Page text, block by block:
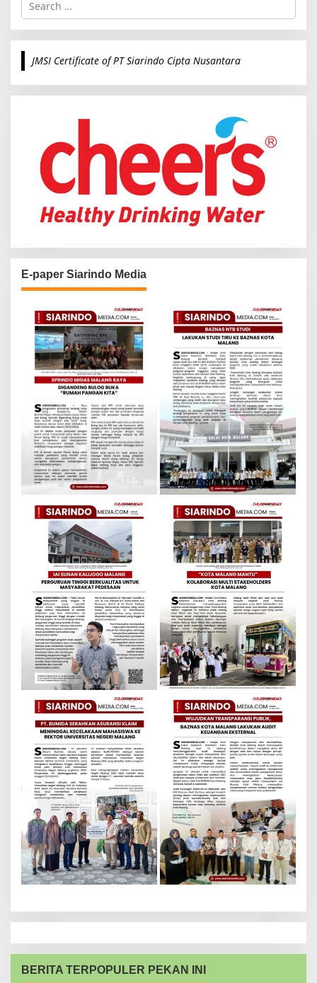
r
c
o
JMSI Certificate of PT Siarindo Cipta Nusantara
E-paper Siarindo Media
BERITA TERPOPULER PEKAN INI